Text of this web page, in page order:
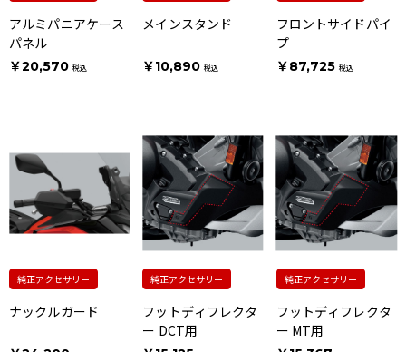
アルミパニアケース
パネル
￥20,570 税込
メインスタンド
￥10,890 税込
フロントサイドパイ
プ
￥87,725 税込
純正アクセサリー
ナックルガード
純正アクセサリー
フットディフレクタ
ー DCT用
純正アクセサリー
フットディフレクタ
ー MT用